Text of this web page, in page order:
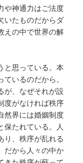
や神通力はご法度
いたものだからダ
えの中で世界の解
と思っている。本
いるのだから。
が、なぜそれが設
度がなければ秩序
然界には婚姻制度
保たれている。人
り、秩序が乱れる
だから人々の中か